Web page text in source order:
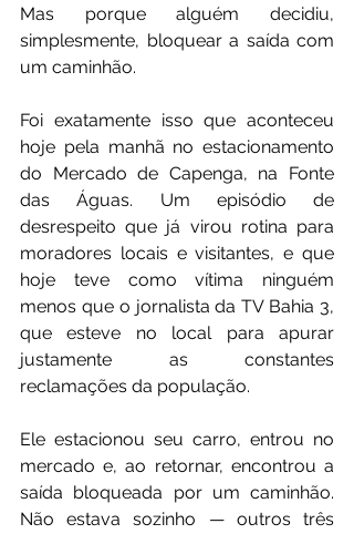
Mas porque alguém decidiu,
simplesmente, bloquear a saída com
um caminhão.
Foi exatamente isso que aconteceu
hoje pela manhã no estacionamento
do Mercado de Capenga, na Fonte
das Águas. Um episódio de
desrespeito que já virou rotina para
moradores locais e visitantes, e que
hoje teve como vítima ninguém
menos que o jornalista da TV Bahia 3,
que esteve no local para apurar
justamente as constantes
reclamações da população.
Ele estacionou seu carro, entrou no
mercado e, ao retornar, encontrou a
saída bloqueada por um caminhão.
Não estava sozinho — outros três